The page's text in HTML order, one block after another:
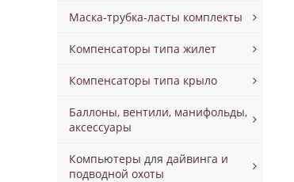
Маска-трубка-ласты комплекты
Компенсаторы типа жилет
Компенсаторы типа крыло
Баллоны, вентили, манифольды,
аксессуары
Компьютеры для дайвинга и
подводной охоты